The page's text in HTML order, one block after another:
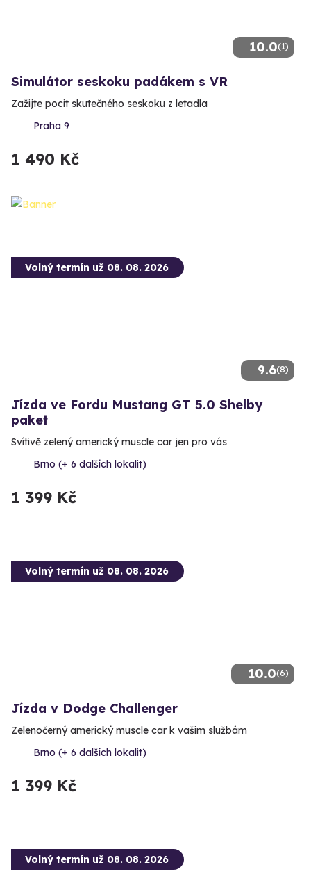
10.0(1)
Simulátor seskoku padákem s VR
Zažijte pocit skutečného seskoku z letadla
Praha 9
1 490 Kč
9.6(8)
Volný termín už 08. 08. 2026
Jízda ve Fordu Mustang GT 5.0 Shelby
paket
Svítivě zelený americký muscle car jen pro vás
Brno (+ 6 dalších lokalit)
1 399 Kč
10.0(6)
Volný termín už 08. 08. 2026
Jízda v Dodge Challenger
Zelenočerný americký muscle car k vašim službám
Brno (+ 6 dalších lokalit)
1 399 Kč
Volný termín už 08. 08. 2026